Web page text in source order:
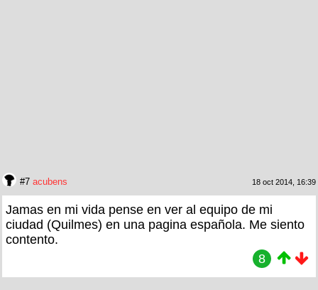
#7 acubens 18 oct 2014, 16:39
Jamas en mi vida pense en ver al equipo de mi
ciudad (Quilmes) en una pagina española. Me siento
contento.
8